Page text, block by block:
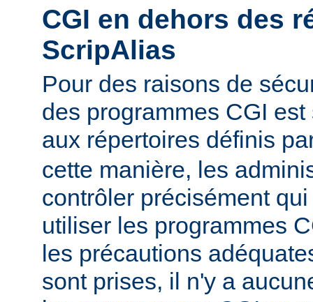
CGI en dehors des
ScripAlias
Pour des raisons de
des programmes CGI
aux répertoires définis
cette manière, les
contrôler précisément
utiliser les programmes
les précautions
sont prises, il n'y a